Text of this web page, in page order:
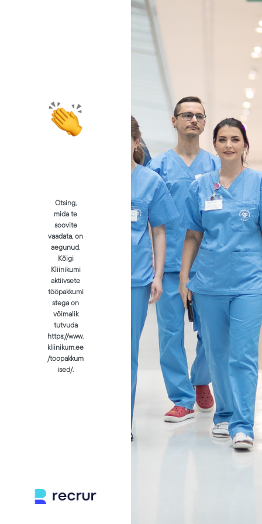
Otsing,
mida te
soovite
vaadata, on
aegunud.
Kõigi
Kliinikumi
aktiivsete
tööpakkumi
stega on
võimalik
tutvuda
https://www.
kliinikum.ee
/toopakkum
ised/.